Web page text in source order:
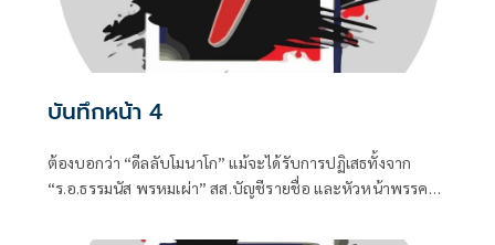
บันทึกหน้า 4
ต้องบอกว่า “ดีลลับโมนาโก” แม้จะได้รับการปฏิเสธทั้งจาก
“ร.อ.ธรรมนัส พรหมเผ่า” สส.บัญชีรายชื่อ และหัวหน้าพรรค
รัฐมนตรี ที่ปัจจุบันรั้งเก้าอี้ที่ปรึกษาพรรคเพื่อไทยไปแล้ว แต่